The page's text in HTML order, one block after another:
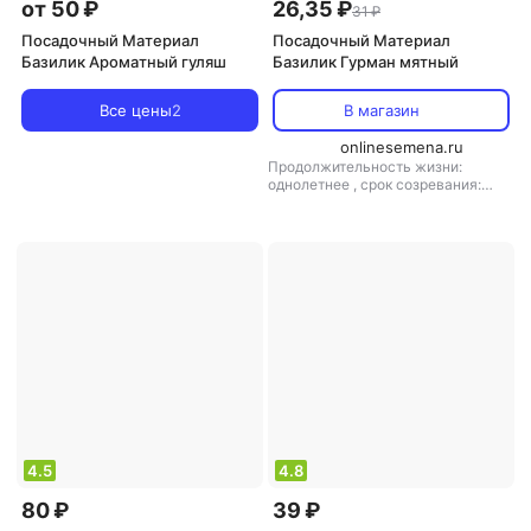
от 50 ₽
Посадочный Материал
Базилик Ароматный гуляш
Все цены2
26,35 ₽31 ₽
Посадочный Материал
Базилик Гурман мятный
В магазин
onlinesemena.ru
Продолжительность жизни:
однолетнее , срок созревания:
4.5
80 ₽
4.8
39 ₽